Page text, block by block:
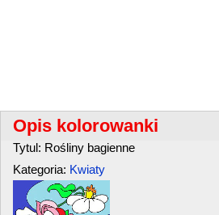
Opis kolorowanki
Tytul: Rośliny bagienne
Kategoria: Kwiaty